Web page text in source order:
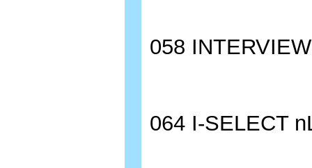
058
064 I-SELECT